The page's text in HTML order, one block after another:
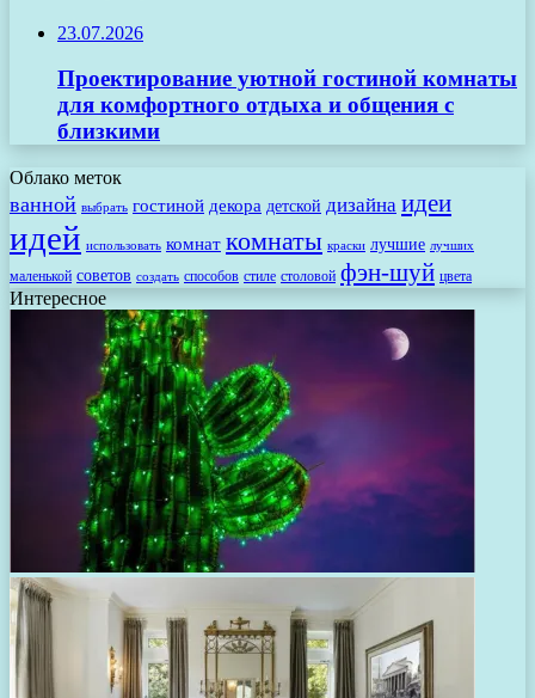
23.07.2026
Проектирование уютной гостиной комнаты
для комфортного отдыха и общения с
близкими
Облако меток
ванной выбрать гостиной декора детской дизайна идеи
идей использовать комнат комнаты краски лучшие лучших
маленькой советов создать способов стиле столовой фэн-шуй цвета
Интересное